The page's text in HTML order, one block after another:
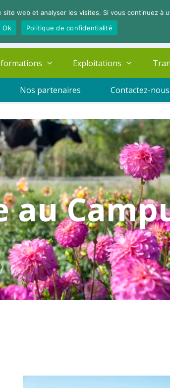
Exploitations
Nos partenaires Contactez-nous
au
web et analyser les visites. Si vous continuez
Ok
Politique de confidentialité